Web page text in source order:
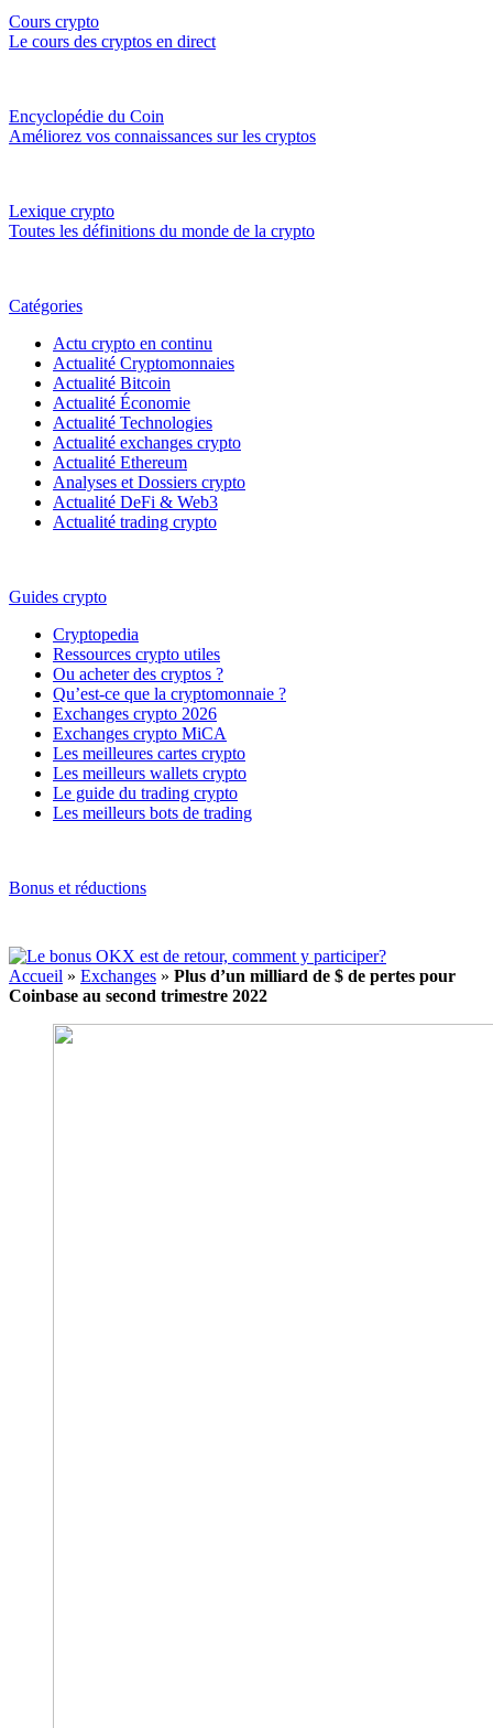
Cours crypto
Le cours des cryptos en direct
Encyclopédie du Coin
Améliorez vos connaissances sur les cryptos
Lexique crypto
Toutes les définitions du monde de la crypto
Catégories
Actu crypto en continu
Actualité Cryptomonnaies
Actualité Bitcoin
Actualité Économie
Actualité Technologies
Actualité exchanges crypto
Actualité Ethereum
Analyses et Dossiers crypto
Actualité DeFi & Web3
Actualité trading crypto
Guides crypto
Cryptopedia
Ressources crypto utiles
Ou acheter des cryptos ?
Qu’est-ce que la cryptomonnaie ?
Exchanges crypto 2026
Exchanges crypto MiCA
Les meilleures cartes crypto
Les meilleurs wallets crypto
Le guide du trading crypto
Les meilleurs bots de trading
Bonus et réductions
Accueil » Exchanges » Plus d’un milliard de $ de pertes pour
Coinbase au second trimestre 2022